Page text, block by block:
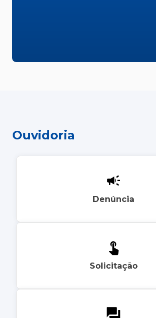
Ouvidoria
Denúncia
Solicitação